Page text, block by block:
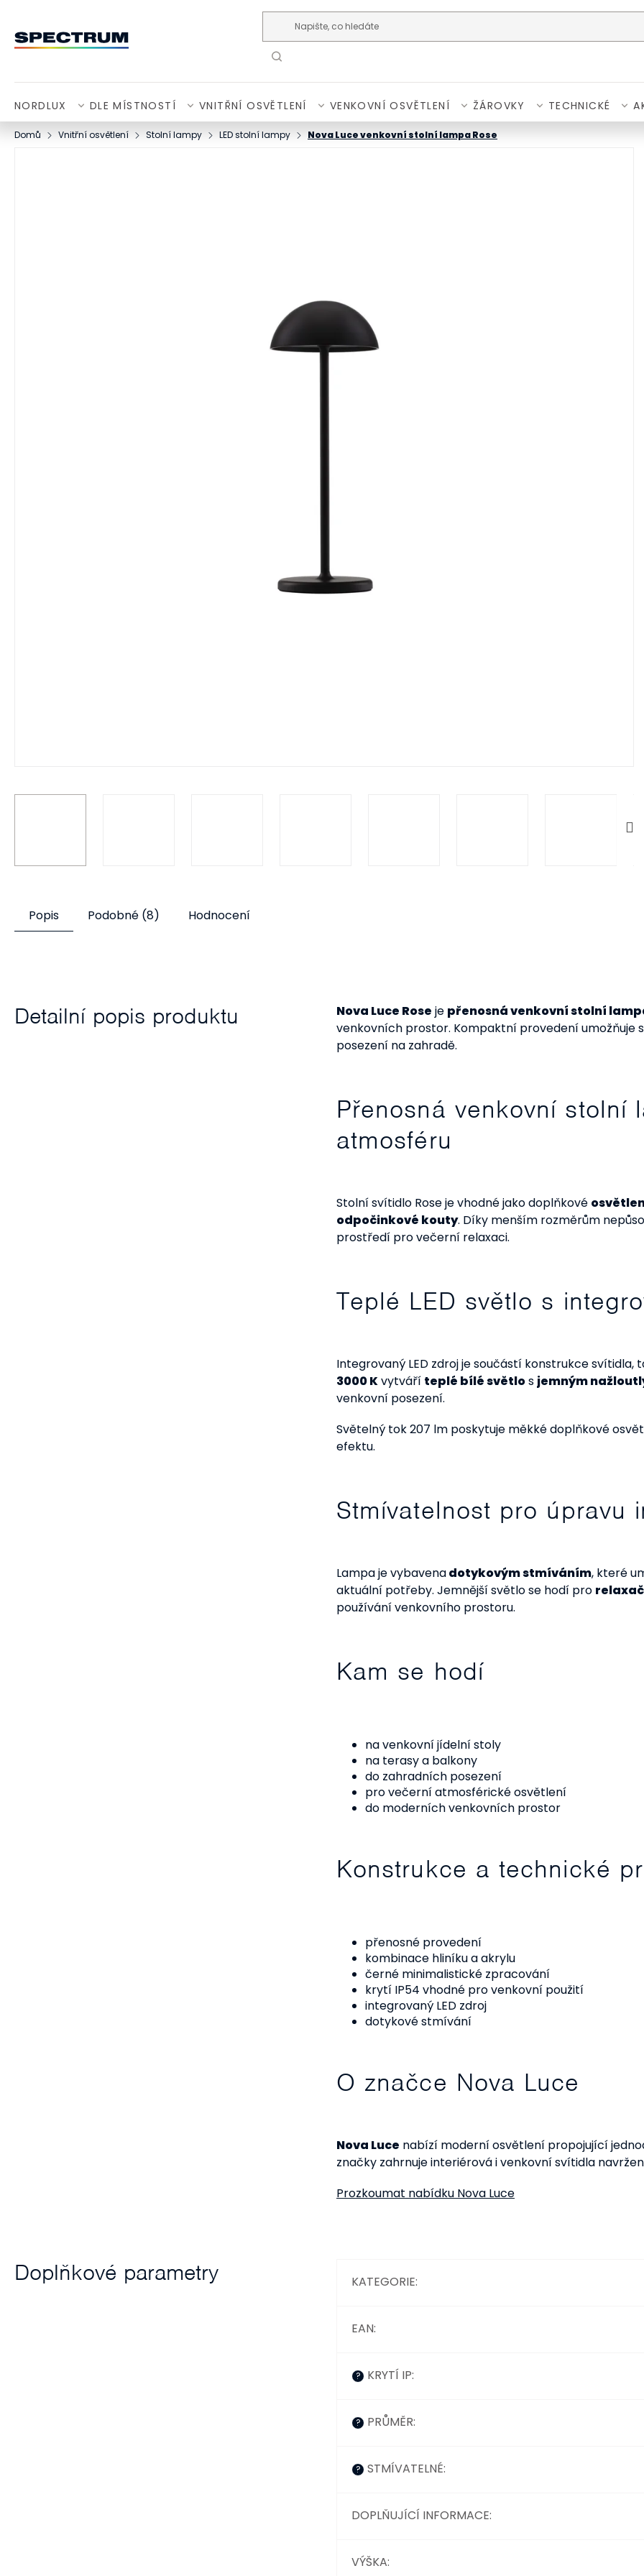
NORDLUX DLE MÍSTNOSTÍ VNITŘNÍ OSVĚTLENÍ VENKOVNÍ OSVĚTLENÍ ŽÁROVKY TECHNICKÉ
Domů Vnitřní osvětlení Stolní lampy LED stolní lampy Nova Luce venkovní stolní lampa Rose
Popis Podobné (8) Hodnocení
Detailní popis produktu Nova Luce Rose je přenosná venkovní stolní
venkovních prostor. Kompaktní provedení umožňuje
posezení na zahradě.
Přenosná venkovní stolní
atmosféru
Stolní svítidlo Rose je vhodné jako doplňkové
odpočinkové kouty. Díky menším rozměrům
prostředí pro večerní relaxaci.
Teplé LED světlo s
Integrovaný LED zdroj je součástí konstrukce
3000 Kvytváří teplé bílé světlos jemným
venkovní posezení.
Světelný tok 207 lm poskytuje měkké doplňkové
efektu.
Stmívatelnost pro úpravu
Lampa je vybavenadotykovým stmíváním, které
aktuální potřeby. Jemnější světlo se hodí pro
používání venkovního prostoru.
Kam se hodí
na venkovní jídelní stoly
na terasy a balkony
do zahradních posezení
pro večerní atmosférické osvětlení
do moderních venkovních prostor
Konstrukce a technické
přenosné provedení
kombinace hliníku a akrylu
černé minimalistické zpracování
krytí IP54 vhodné pro venkovní použití
integrovaný LED zdroj
dotykové stmívání
O značce Nova Luce
Nova Luce nabízí moderní osvětlení propojující
značky zahrnuje interiérová i venkovní svítidla
Prozkoumat nabídku Nova Luce
Doplňkové parametry KATEGORIE:
EAN:
? KRYTÍ IP:
? PRŮMĚR:
? STMÍVATELNÉ:
DOPLŇUJÍCÍ INFORMACE:
VÝŠKA: